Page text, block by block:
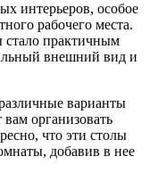
интерьеров, особое
рабочего места.
стало практичным
внешний вид и
варианты
организовать
что эти столы
добавив в нее